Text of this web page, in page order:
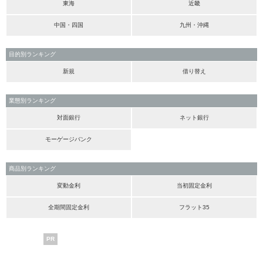
東海 近畿
中国・四国 九州・沖縄
目的別ランキング
新規 借り替え
業態別ランキング
対面銀行 ネット銀行
モーゲージバンク
商品別ランキング
変動金利 当初固定金利
全期間固定金利 フラット35
PR